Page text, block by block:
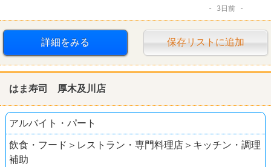
3日前
詳細をみる 保存リストに追加
はま寿司 厚木及川店
アルバイト・パート
飲食・フード＞レストラン・専門料理店＞キッチン・調理
補助